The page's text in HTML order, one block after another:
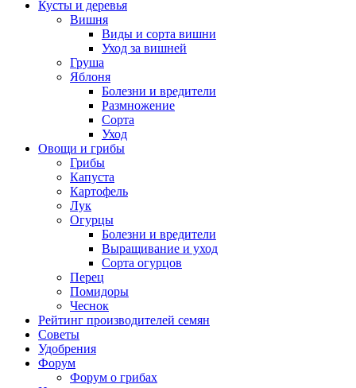
Кусты и деревья
Вишня
Виды и сорта вишни
Уход за вишней
Груша
Яблоня
Болезни и вредители
Размножение
Сорта
Уход
Овощи и грибы
Грибы
Капуста
Картофель
Лук
Огурцы
Болезни и вредители
Выращивание и уход
Сорта огурцов
Перец
Помидоры
Чеснок
Рейтинг производителей семян
Советы
Удобрения
Форум
Форум о грибах